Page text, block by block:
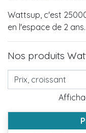
Wattsup, c'est
en l'espace de 2 ans.
Nos produits